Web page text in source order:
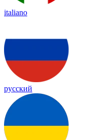
italiano
русский